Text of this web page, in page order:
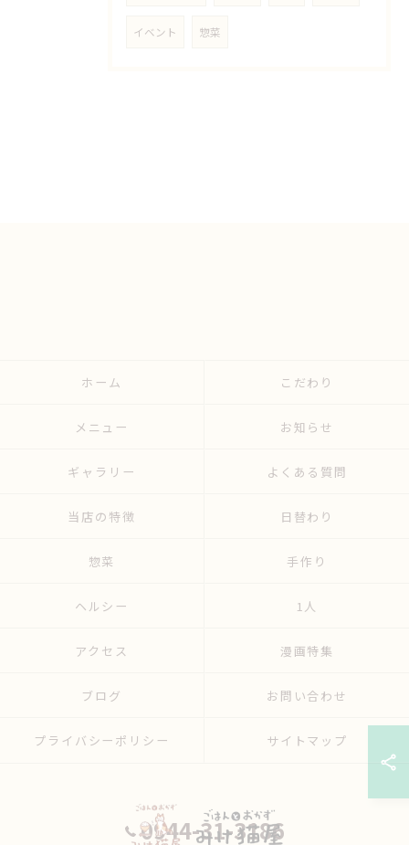
イベント 惣菜
0944-31-3186
ホーム こだわり
メニュー お知らせ
ギャラリー よくある質問
当店の特徴 日替わり
惣菜 手作り
ヘルシー 1人
アクセス 漫画特集
ブログ お問い合わせ
プライバシーポリシー サイトマップ